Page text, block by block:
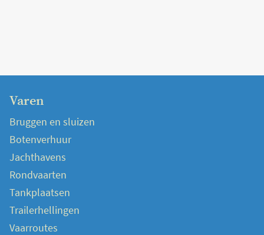
Varen
Bruggen en sluizen
Botenverhuur
Jachthavens
Rondvaarten
Tankplaatsen
Trailerhellingen
Vaarroutes